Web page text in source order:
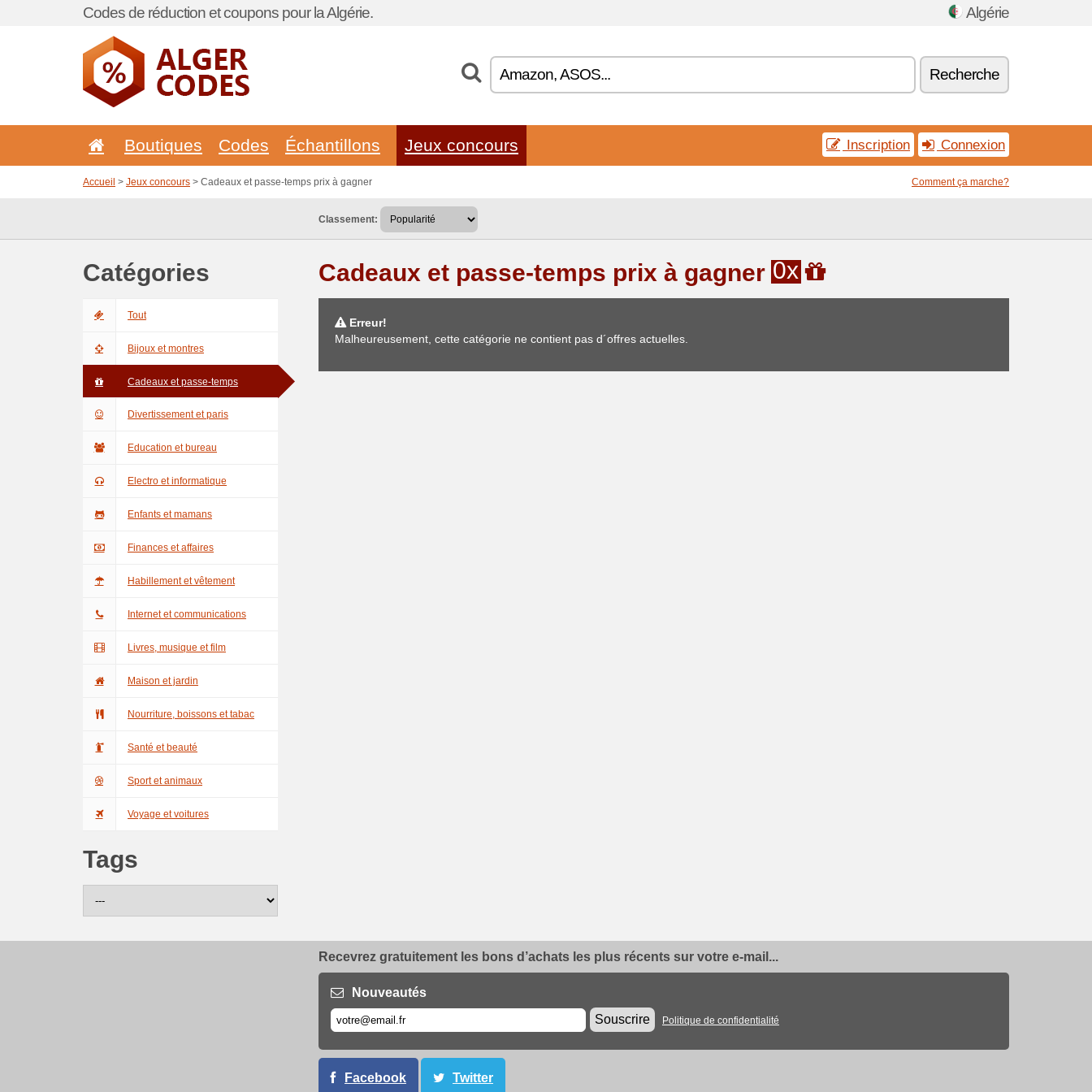
Codes de réduction et coupons pour la Algérie. Algérie
Recherche
Boutiques Codes Échantillons Jeux concours Inscription Connexion
Accueil > Jeux concours > Cadeaux et passe-temps prix à gagner Comment ça marche?
Classement:
Catégories
Tout
Bijoux et montres
Cadeaux et passe-temps
Divertissement et paris
Education et bureau
Electro et informatique
Enfants et mamans
Finances et affaires
Habillement et vêtement
Internet et communications
Livres, musique et film
Maison et jardin
Nourriture, boissons et tabac
Santé et beauté
Sport et animaux
Voyage et voitures
Tags
Cadeaux et passe-temps prix à gagner 0x
Erreur!
Malheureusement, cette catégorie ne contient pas d´offres actuelles.
Recevrez gratuitement les bons d’achats les plus récents sur votre e-mail...
Nouveautés
Souscrire
Politique de confidentialité
Facebook Twitter